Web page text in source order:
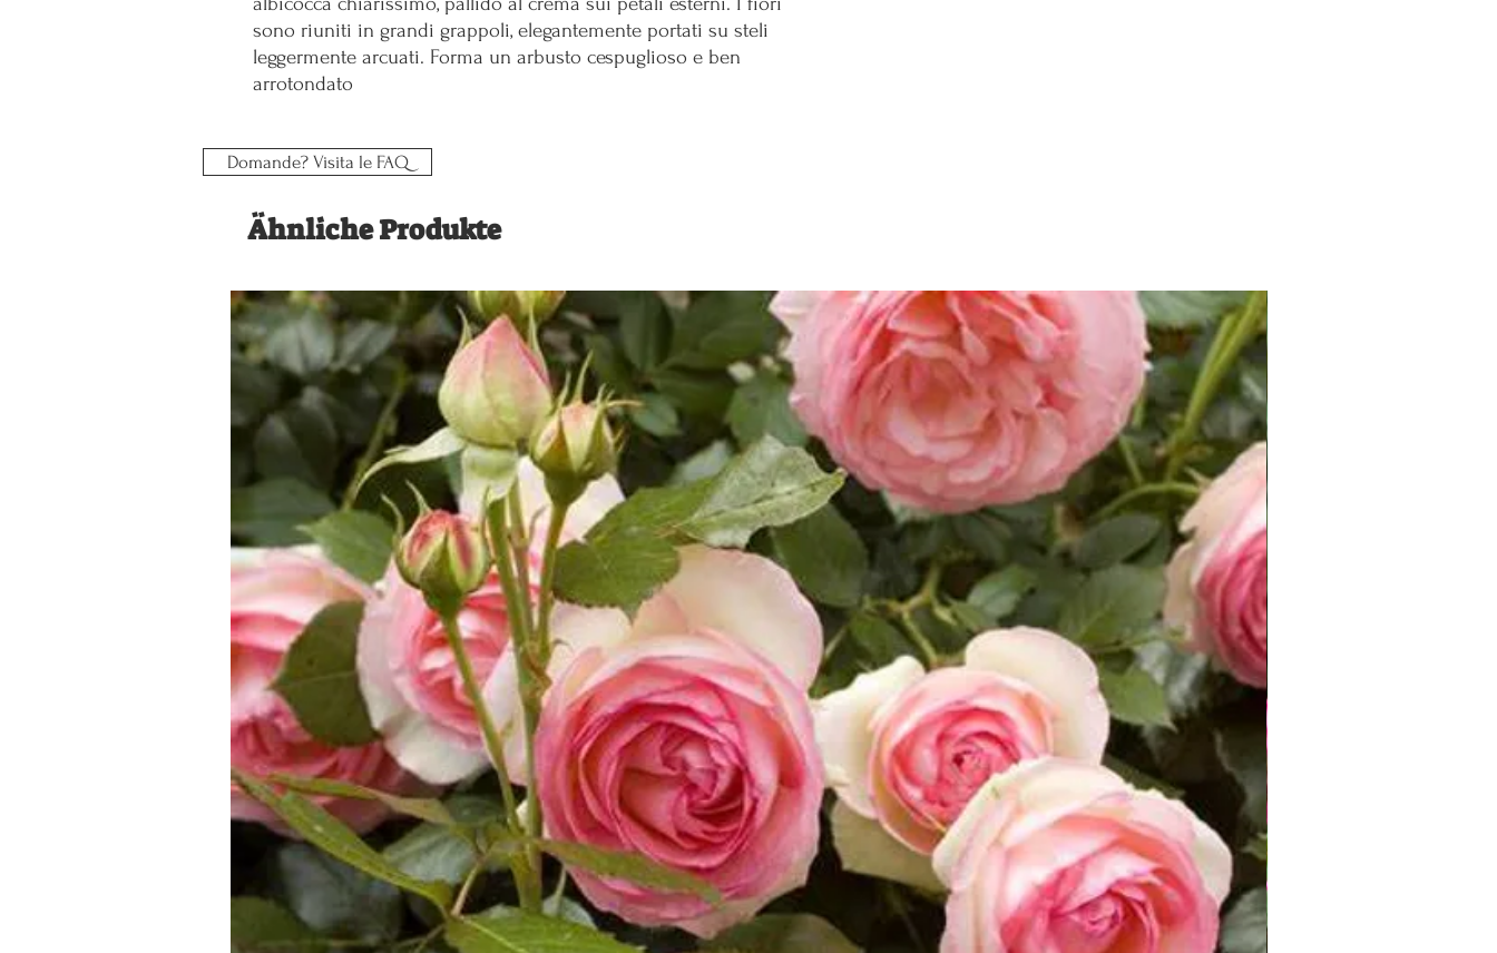
sono riuniti in grandi grappoli, elegantemente portati su steli
leggermente arcuati. Forma un arbusto cespuglioso e ben
arrotondato
Domande? Visita le FAQ
Ähnliche Produkte